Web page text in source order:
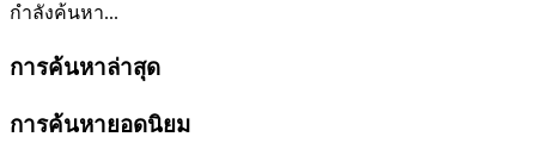
กำลังค้นหา...
การค้นหาล่าสุด
การค้นหายอดนิยม